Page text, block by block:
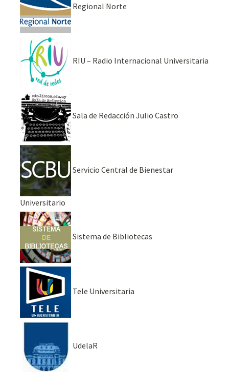
Regional Norte
RIU – Radio Internacional Universitaria
Sala de Redacción Julio Castro
Servicio Central de Bienestar
Universitario
Sistema de Bibliotecas
Tele Universitaria
UdelaR